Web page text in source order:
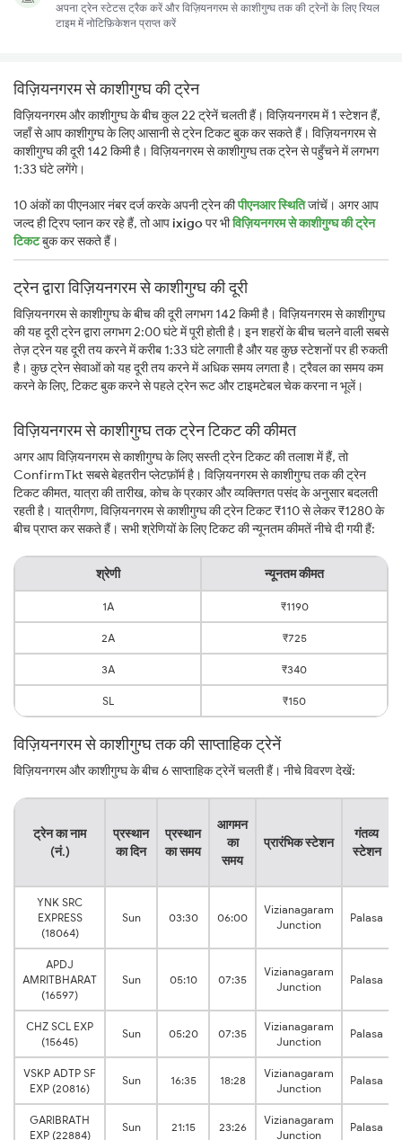
अपना ट्रेन स्टेटस ट्रैक करें और विज़ियनगरम से काशीगुग्घ तक की ट्रेनों के लिए रियल
टाइम में नोटिफ़िकेशन प्राप्त करें
विज़ियनगरम से काशीगुग्घ की ट्रेन
विज़ियनगरम और काशीगुग्घ के बीच कुल 22 ट्रेनें चलती हैं। विज़ियनगरम में 1 स्टेशन हैं,
जहाँ से आप काशीगुग्घ के लिए आसानी से ट्रेन टिकट बुक कर सकते हैं। विज़ियनगरम से
काशीगुग्घ की दूरी 142 किमी है। विज़ियनगरम से काशीगुग्घ तक ट्रेन से पहुँचने में लगभग
1:33 घंटे लगेंगे।
10 अंकों का पीएनआर नंबर दर्ज करके अपनी ट्रेन कीपीएनआर स्थितिजांचें। अगर आप
जल्द ही ट्रिप प्लान कर रहे हैं, तो आपixigoपर भीविज़ियनगरम से काशीगुग्घ की ट्रेन
टिकटबुक कर सकते हैं।
ट्रेन द्वारा विज़ियनगरम से काशीगुग्घ की दूरी
विज़ियनगरम से काशीगुग्घ के बीच की दूरी लगभग 142 किमी है। विज़ियनगरम से काशीगुग्घ
की यह दूरी ट्रेन द्वारा लगभग 2:00 घंटे में पूरी होती है। इन शहरों के बीच चलने वाली सबसे
तेज़ ट्रेन यह दूरी तय करने में करीब 1:33 घंटे लगाती है और यह कुछ स्टेशनों पर ही रुकती
है। कुछ ट्रेन सेवाओं को यह दूरी तय करने में अधिक समय लगता है। ट्रैवल का समय कम
करने के लिए, टिकट बुक करने से पहले ट्रेन रूट और टाइमटेबल चेक करना न भूलें।
विज़ियनगरम से काशीगुग्घ तक ट्रेन टिकट की कीमत
अगर आप विज़ियनगरम से काशीगुग्घ के लिए सस्ती ट्रेन टिकट की तलाश में हैं, तो
ConfirmTkt सबसे बेहतरीन प्लेटफ़ॉर्म है। विज़ियनगरम से काशीगुग्घ तक की ट्रेन
टिकट कीमत, यात्रा की तारीख, कोच के प्रकार और व्यक्तिगत पसंद के अनुसार बदलती
रहती है। यात्रीगण, विज़ियनगरम से काशीगुग्घ की ट्रेन टिकट ₹110 से लेकर ₹1280 के
बीच प्राप्त कर सकते हैं। सभी श्रेणियों के लिए टिकट की न्यूनतम कीमतें नीचे दी गयी हैं:
श्रेणी न्यूनतम कीमत
1A ₹1190
2A ₹725
3A ₹340
SL ₹150
विज़ियनगरम से काशीगुग्घ तक की साप्ताहिक ट्रेनें
विज़ियनगरम और काशीगुग्घ के बीच 6 साप्ताहिक ट्रेनें चलती हैं। नीचे विवरण देखें:
ट्रेन का नाम
(नं.)
प्रस्थान
का दिन
प्रस्थान
का समय
आगमन
का
समय
प्रारंभिक स्टेशन
गंतव्य
स्टेशन
YNK SRC
EXPRESS
(18064)
Sun 03:30 06:00
Vizianagaram
Junction
Palasa
APDJ
AMRITBHARAT
(16597)
Sun 05:10 07:35
Vizianagaram
Junction
Palasa
CHZ SCL EXP
(15645)
Sun 05:20 07:35
Vizianagaram
Junction
Palasa
VSKP ADTP SF
EXP (20816)
Sun 16:35 18:28
Vizianagaram
Junction
Palasa
GARIBRATH
EXP (22884)
Sun 21:15 23:26
Vizianagaram
Junction
Palasa